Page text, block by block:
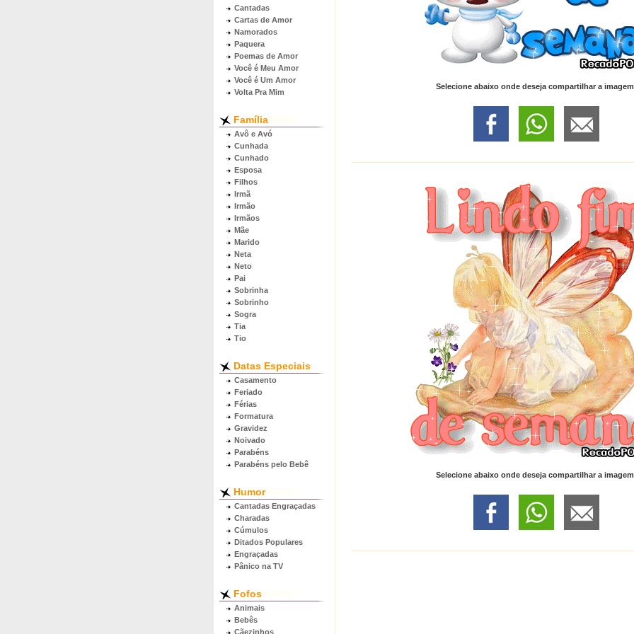
Cantadas
Cartas de Amor
Namorados
Paquera
Poemas de Amor
Você é Meu Amor
Você é Um Amor
Volta Pra Mim
Família
Avô e Avó
Cunhada
Cunhado
Esposa
Filhos
Irmã
Irmão
Irmãos
Mãe
Marido
Neta
Neto
Pai
Sobrinha
Sobrinho
Sogra
Tia
Tio
Datas Especiais
Casamento
Feriado
Férias
Formatura
Gravidez
Noivado
Parabéns
Parabéns pelo Bebê
Humor
Cantadas Engraçadas
Charadas
Cúmulos
Ditados Populares
Engraçadas
Pânico na TV
Fofos
Animais
Bebês
Cãezinhos
Selecione abaixo onde deseja compartilhar a
Selecione abaixo onde deseja compartilhar a